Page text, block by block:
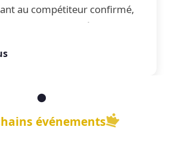
au compétiteur confirmé,
une offre complète
une ambiance conviviale.
événements